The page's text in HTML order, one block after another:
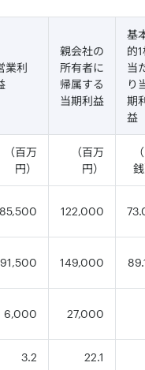
業利
親会社の
所有者に
帰属する
当期利益
基
的
当
り
期
益
（百万
円）
（百万
円）
122,000
149,000
6,000 27,000
3.2 22.1